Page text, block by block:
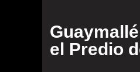
el Predio